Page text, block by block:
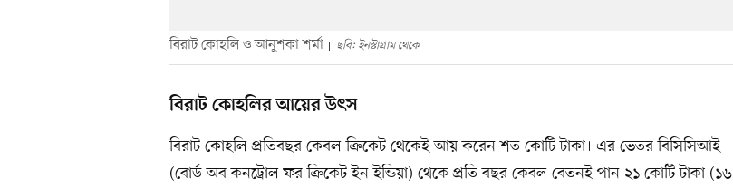
বিরাট কোহলি ও আনুশকা শর্মা ছবি: ইনস্টাগ্রাম থেকে
বিরাট কোহলির আয়ের উৎস
বিরাট কোহলি প্রতিবছর কেবল ক্রিকেট থেকেই আয় করেন শত কোটি টাকা। এর ভেতর বিসিসিআই
(বোর্ড অব কনট্রোল ফর ক্রিকেট ইন ইন্ডিয়া) থেকে প্রতি বছর কেবল বেতনই পান ২১ কোটি টাকা (১৬